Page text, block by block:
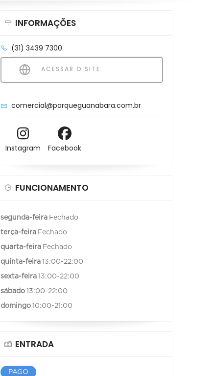
INFORMAÇÕES
(31) 3439 7300
ACESSAR O SITE
comercial@parqueguanabara.com.br
Instagram Facebook
FUNCIONAMENTO
segunda-feira Fechado
terça-feira Fechado
quarta-feira Fechado
quinta-feira 13:00-22:00
sexta-feira 13:00-22:00
sábado 13:00-22:00
domingo 10:00-21:00
ENTRADA
PAGO